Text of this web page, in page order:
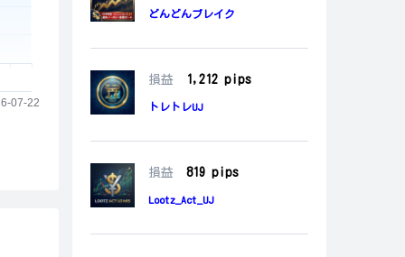
どんどんブレイク
損益 1,212 pips
トレトレUJ
損益 819 pips
Lootz_Act_UJ